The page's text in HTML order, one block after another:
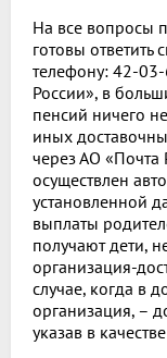
На все вопросы
готовы
телефону: 42-
России», в
пенсий ничего
иных
через АО «Почта
осуществлен
установленной
выплаты
получают дети,
организация-
случае, когда в
организация, –
указав в